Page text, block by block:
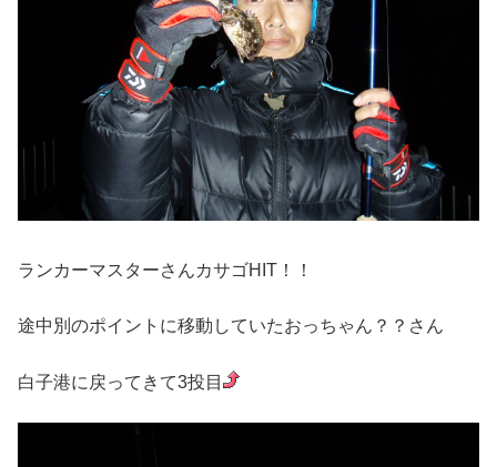
ランカーマスターさんカサゴHIT！！
途中別のポイントに移動していたおっちゃん？？さん
白子港に戻ってきて3投目